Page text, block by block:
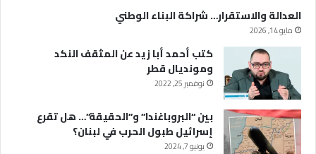
العدالة والاستقرار… شراكة البناء الوطني
مايو 14, 2026
كتب أحمد أبا زيد عن المثقف النكد
ومونديال قطر
نوفمبر 25, 2022
بين “البروباغندا” و”الحقيقة”… هل تقرع
إسرائيل طبول الحرب في لبنان؟
يونيو 7, 2024